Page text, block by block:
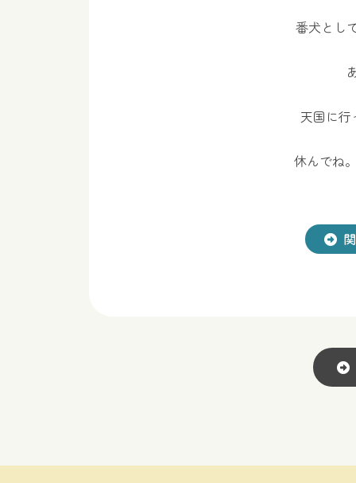
番犬とし
天国に行
休んでね